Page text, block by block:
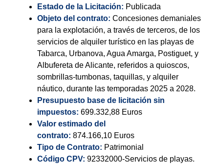
Estado de la Licitación: Publicada
Objeto del contrato: Concesiones demaniales
para la explotación, a través de terceros, de los
servicios de alquiler turístico en las playas de
Tabarca, Urbanova, Agua Amarga, Postiguet, y
Albufereta de Alicante, referidos a quioscos,
sombrillas-tumbonas, taquillas, y alquiler
náutico, durante las temporadas 2025 a 2028.
Presupuesto base de licitación sin
impuestos: 699.332,88 Euros
Valor estimado del
contrato: 874.166,10 Euros
Tipo de Contrato: Patrimonial
Código CPV: 92332000-Servicios de playas.